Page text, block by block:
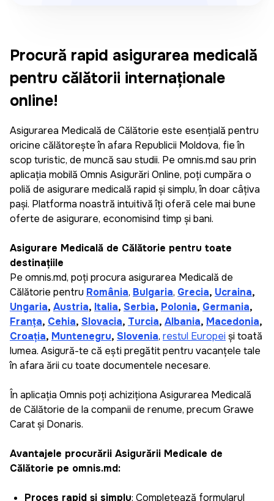
Procură rapid asigurarea medicală
pentru călătorii internaționale
online!
Asigurarea Medicală de Călătorie este esențială pentru
oricine călătorește în afara Republicii Moldova, fie în
scop turistic, de muncă sau studii. Pe omnis.md sau prin
aplicația mobilă Omnis Asigurări Online, poți cumpăra o
poliță de asigurare medicală rapid și simplu, în doar câțiva
pași. Platforma noastră intuitivă îți oferă cele mai bune
oferte de asigurare, economisind timp și bani.
Asigurare Medicală de Călătorie pentru toate
destinațiile
Pe omnis.md, poți procura asigurarea Medicală de
Călătorie pentru România, Bulgaria, Grecia, Ucraina,
Ungaria, Austria, Italia, Serbia, Polonia, Germania,
Franța, Cehia, Slovacia, Turcia, Albania, Macedonia,
Croația, Muntenegru, Slovenia, restul Europei și toată
lumea. Asigură-te că ești pregătit pentru vacanțele tale
în afara țării cu toate documentele necesare.
În aplicația Omnis poți achiziționa Asigurarea Medicală
de Călătorie de la companii de renume, precum Grawe
Carat și Donaris.
Avantajele procurării Asigurării Medicale de
Călătorie pe omnis.md:
Proces rapid și simplu: Completează formularul